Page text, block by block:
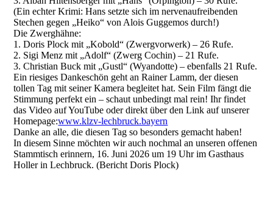
(Ein echter Krimi: Hans setzte sich im nervenaufreibenden
Stechen gegen „Heiko“ von Alois Guggemos durch!)
Die Zwerghähne:
1. Doris Plock mit „Kobold“ (Zwergvorwerk) – 26 Rufe.
2. Sigi Menz mit „Adolf“ (Zwerg Cochin) – 21 Rufe.
3. Christian Buck mit „Gustl“ (Wyandotte) – ebenfalls 21 Rufe.
Ein riesiges Dankeschön geht an Rainer Lamm, der diesen
tollen Tag mit seiner Kamera begleitet hat. Sein Film fängt die
Stimmung perfekt ein – schaut unbedingt mal rein! Ihr findet
das Video auf YouTube oder direkt über den Link auf unserer
Homepage:www.klzv-lechbruck.bayern
Danke an alle, die diesen Tag so besonders gemacht haben!
In diesem Sinne möchten wir auch nochmal an unseren offenen
Stammtisch erinnern, 16. Juni 2026 um 19 Uhr im Gasthaus
Holler in Lechbruck. (Bericht Doris Plock)